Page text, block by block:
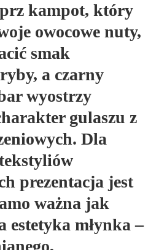
kampot, który
owocowe nuty,
smak
a czarny
wyostrzy
gulaszu z
Dla
prezentacja jest
ważna jak
estetyka młynka –